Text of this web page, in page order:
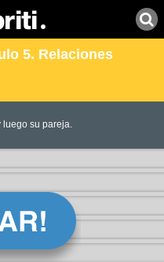
5. Relaciones
luego su pareja.